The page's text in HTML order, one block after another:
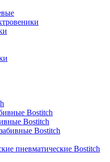
Bostitch
Bostitch
Bostitch
пневматические Bostitch